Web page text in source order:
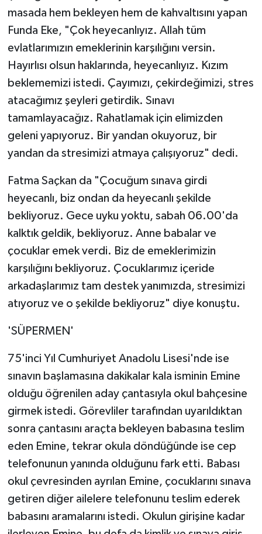
masada hem bekleyen hem de kahvaltısını yapan
Funda Eke, "Çok heyecanlıyız. Allah tüm
evlatlarımızın emeklerinin karşılığını versin.
Hayırlısı olsun haklarında, heyecanlıyız. Kızım
beklememizi istedi. Çayımızı, çekirdeğimizi, stres
atacağımız şeyleri getirdik. Sınavı
tamamlayacağız. Rahatlamak için elimizden
geleni yapıyoruz. Bir yandan okuyoruz, bir
yandan da stresimizi atmaya çalışıyoruz" dedi.
Fatma Saçkan da "Çocuğum sınava girdi
heyecanlı, biz ondan da heyecanlı şekilde
bekliyoruz. Gece uyku yoktu, sabah 06.00'da
kalktık geldik, bekliyoruz. Anne babalar ve
çocuklar emek verdi. Biz de emeklerimizin
karşılığını bekliyoruz. Çocuklarımız içeride
arkadaşlarımız tam destek yanımızda, stresimizi
atıyoruz ve o şekilde bekliyoruz" diye konuştu.
'SÜPERMEN'
75'inci Yıl Cumhuriyet Anadolu Lisesi'nde ise
sınavın başlamasına dakikalar kala isminin Emine
olduğu öğrenilen aday çantasıyla okul bahçesine
girmek istedi. Görevliler tarafından uyarıldıktan
sonra çantasını araçta bekleyen babasına teslim
eden Emine, tekrar okula döndüğünde ise cep
telefonunun yanında olduğunu fark etti. Babası
okul çevresinden ayrılan Emine, çocuklarını sınava
getiren diğer ailelere telefonunu teslim ederek
babasını aramalarını istedi. Okulun girişine kadar